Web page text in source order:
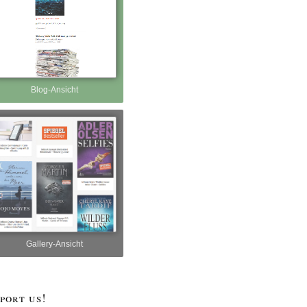
Blog-Ansicht
Gallery-Ansicht
us!